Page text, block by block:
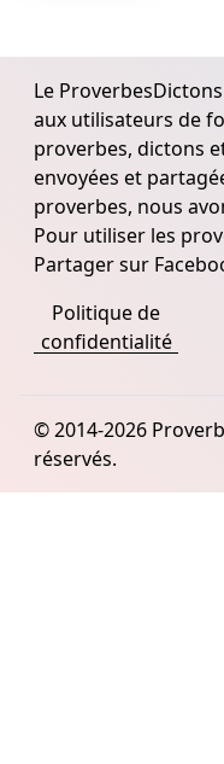
Le
aux utilisateurs de
proverbes, dictons
envoyées et
proverbes, nous
Pour utiliser les
Partager sur
Politique de
confidentialité
© 2014-2026
réservés.